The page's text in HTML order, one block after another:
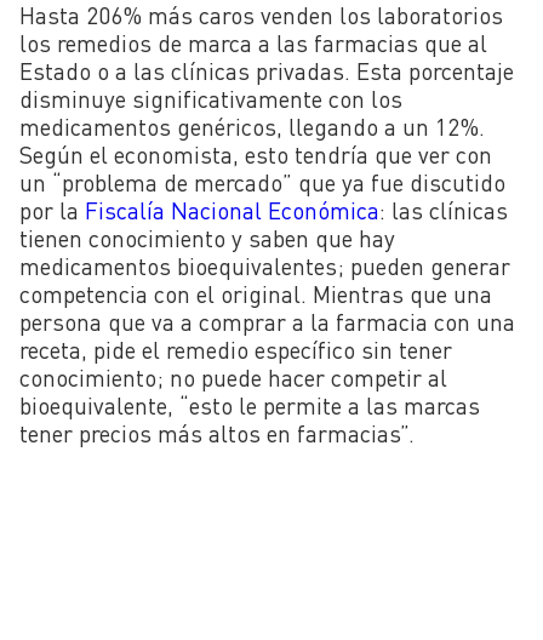
Hasta 206% más caros venden los laboratorios
los remedios de marca a las farmacias que al
Estado o a las clínicas privadas. Esta porcentaje
disminuye significativamente con los
medicamentos genéricos, llegando a un 12%.
Según el economista, esto tendría que ver con
un “problema de mercado” que ya fue discutido
por la Fiscalía Nacional Económica: las clínicas
tienen conocimiento y saben que hay
medicamentos bioequivalentes; pueden generar
competencia con el original. Mientras que una
persona que va a comprar a la farmacia con una
receta, pide el remedio específico sin tener
conocimiento; no puede hacer competir al
bioequivalente, “esto le permite a las marcas
tener precios más altos en farmacias”.